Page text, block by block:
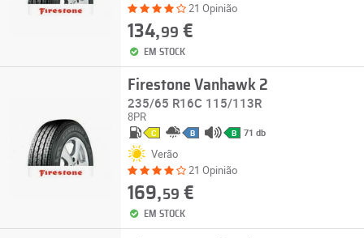
21 Opinião
134,99 €
EM STOCK
Firestone Vanhawk 2
235/65 R16C 115/113R
8PR
C B B 71 db
Verão
21 Opinião
169,59 €
EM STOCK